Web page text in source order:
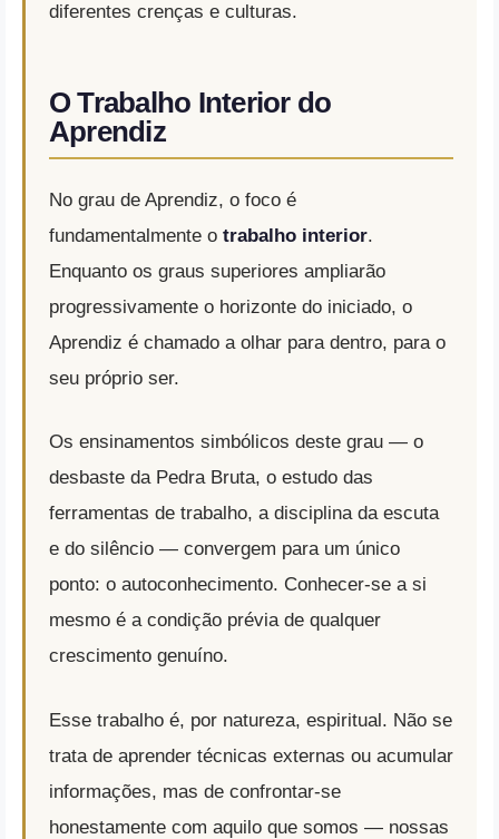
diferentes crenças e culturas.
O Trabalho Interior do
Aprendiz
No grau de Aprendiz, o foco é
fundamentalmente o trabalho interior.
Enquanto os graus superiores ampliarão
progressivamente o horizonte do iniciado, o
Aprendiz é chamado a olhar para dentro, para o
seu próprio ser.
Os ensinamentos simbólicos deste grau — o
desbaste da Pedra Bruta, o estudo das
ferramentas de trabalho, a disciplina da escuta
e do silêncio — convergem para um único
ponto: o autoconhecimento. Conhecer-se a si
mesmo é a condição prévia de qualquer
crescimento genuíno.
Esse trabalho é, por natureza, espiritual. Não se
trata de aprender técnicas externas ou acumular
informações, mas de confrontar-se
honestamente com aquilo que somos — nossas